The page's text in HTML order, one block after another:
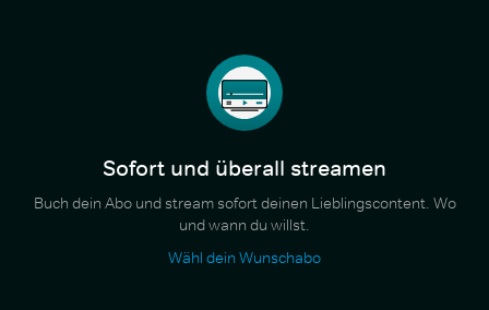
Sofort und überall streamen
Buch dein Abo und stream sofort deinen Lieblingscontent. Wo
und wann du willst.
Wähl dein Wunschabo